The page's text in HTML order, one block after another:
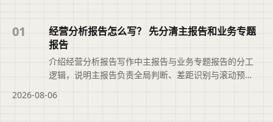
01
经营分析报告怎么写？ 先分清主报告和业务专题
报告
介绍经营分析报告写作中主报告与业务专题报告的分工
逻辑，说明主报告负责全局判断、差距识别与滚动预
助避免数据堆砌与内容重复，推动报告从现象描述转向
2026-08-06